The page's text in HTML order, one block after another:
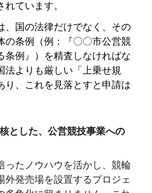
ています。
、国の法律だけでなく、その
の条例（例：『〇〇市公営競
条例』）を精査しなければな
法よりも厳しい「上乗せ規
り、これを見落とすと申請は
とした、公営競技事業への
ったノウハウを活かし、競輪
外発売場を設置するプロジェ